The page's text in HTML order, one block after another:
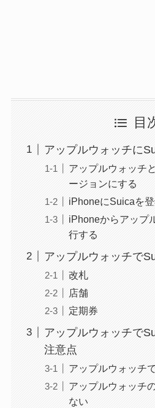
目
アップルウォッチに
アップルウォッチ
ージョンにする
iPhoneにSuicaを
iPhoneからアップ
行する
アップルウォッチで
改札
店舗
定期券
アップルウォッチで
注意点
アップルウォッチ
アップルウォッチ
ない